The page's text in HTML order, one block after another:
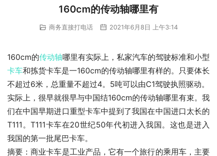
160cm的传动轴哪里有
商务直接打电话 2021年6月8日 上午3:14
160cm的传动轴哪里有实际上，私家汽车的驾驶标准和小型
卡车和拣货卡车是一160cm的传动轴哪里有样的。只要体长
不超过6米，总重量不超过4。5吨可以由C1驾驶执照驱动。
实际上，很早就很早与中国结160cm的传动轴哪里有束。我
们在中国早期进口重型卡车中提到了我国在中国进口太长的
T111。T111卡车在20世纪50年代初进入我国。这也是进入
我国的第一批尾巴卡车。
摘要：商业卡车是工业产品，它有一个旅行的乘用车，主要